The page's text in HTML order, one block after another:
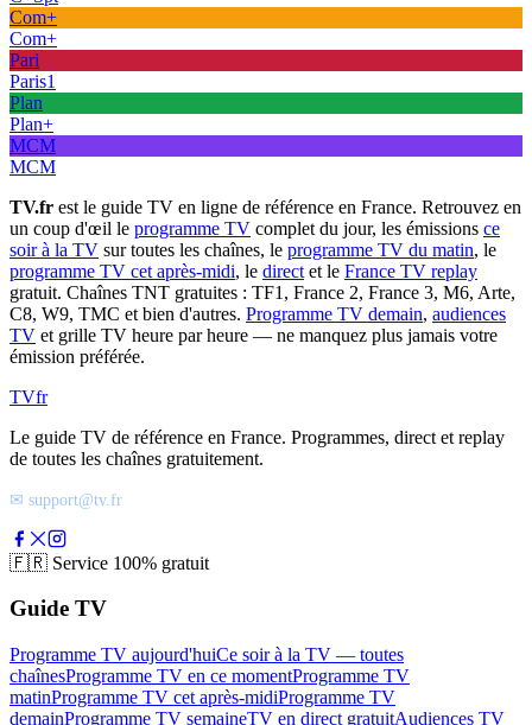
Com+
Com+
Pari
Paris1
Plan
Plan+
MCM
MCM
TV.fr est le guide TV en ligne de référence en France. Retrouvez en
un coup d'œil le programme TV complet du jour, les émissions ce
soir à la TV sur toutes les chaînes, le programme TV du matin, le
programme TV cet après-midi, le direct et le France TV replay
gratuit. Chaînes TNT gratuites : TF1, France 2, France 3, M6, Arte,
C8, W9, TMC et bien d'autres. Programme TV demain, audiences
TV et grille TV heure par heure — ne manquez plus jamais votre
émission préférée.
TVfr
Le guide TV de référence en France. Programmes, direct et replay
de toutes les chaînes gratuitement.
✉ support@tv.fr
🇫🇷 Service 100% gratuit
Guide TV
Programme TV aujourd'huiCe soir à la TV — toutes
chaînesProgramme TV en ce momentProgramme TV
matinProgramme TV cet après-midiProgramme TV
demainProgramme TV semaineTV en direct gratuitAudiences TV